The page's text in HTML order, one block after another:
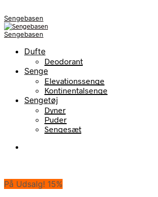
Sengebasen
Sengebasen
Dufte
Deodorant
Senge
Elevationssenge
Kontinentalsenge
Sengetøj
Dyner
Puder
Sengesæt
På Udsalg! 15%